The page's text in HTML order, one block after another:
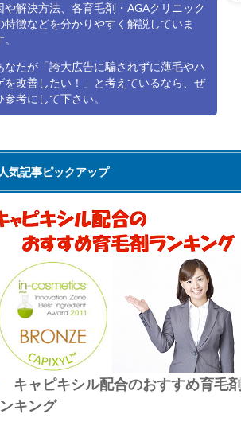
や解決方法、各育毛剤・AGAクリニック
特徴などを分かりやすく解説していま
なたが「誇大広告に騙されずに薄毛やハ
を改善したい！」と考えているなら、ぜ
参考にして下さい。
人気記事ピックアップ
キャピキシル配合のおすすめ育毛剤
キング